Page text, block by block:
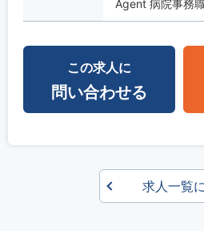
Agent 病院事務職
この求人に
問い合わせる
求人一覧